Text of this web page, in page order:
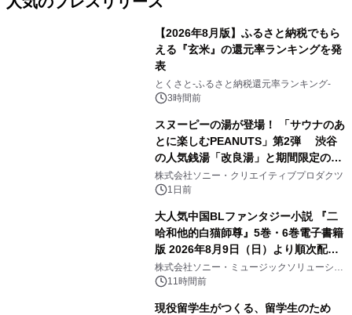
【2026年8月版】ふるさと納税でもら
える『玄米』の還元率ランキングを発
表
とくさと-ふるさと納税還元率ランキング-
3時間前
スヌーピーの湯が登場！ 「サウナのあ
とに楽しむPEANUTS」第2弾 渋谷
の人気銭湯「改良湯」と期間限定のコ
ラボレーション サウナイキタイコラ
ボグッズも発売決定！
株式会社ソニー・クリエイティブプロダクツ
1日前
大人気中国BLファンタジー小説 『二
哈和他的白猫師尊』5巻・6巻電子書籍
版 2026年8月9日（日）より順次配信
開始
株式会社ソニー・ミュージックソリューショ
ンズ11時間前
現役留学生がつくる、留学生のため